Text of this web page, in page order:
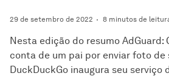
29 de setembro de 2022 8 minutos de
Nesta edição do resumo AdGuard:
conta de um pai por enviar foto de
DuckDuckGo inaugura seu serviço